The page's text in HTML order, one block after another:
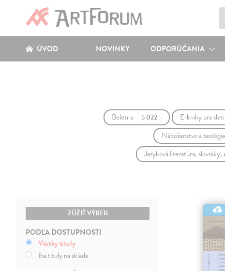
ÚVOD NOVINKY ODPORÚČANIA
Beletria 5 022 E-knihy pre deti
Náboženstvo a teológia
Jazyková literatúra,
ZÚŽIŤ VÝBER
PODĽA DOSTUPNOSTI
Všetky tituly
Iba tituly na sklade